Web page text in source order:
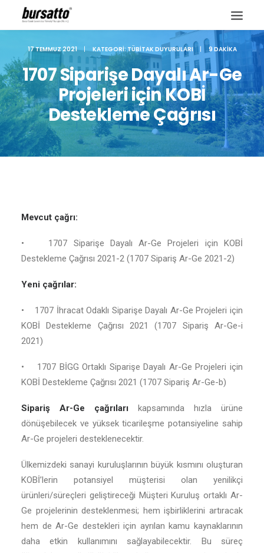
17 TEMMUZ 2021 | KATEGORI:TÜBITAK DUYURULARI | 9 DAKIKA
1707 Siparişe Dayalı Ar-Ge
Projeleri için KOBİ
Destekleme Çağrısı
Mevcut çağrı:
• 1707 Siparişe Dayalı Ar-Ge Projeleri için KOBİ
Destekleme Çağrısı 2021-2 (1707 Sipariş Ar-Ge 2021-2)
Yeni çağrılar:
• 1707 İhracat Odaklı Siparişe Dayalı Ar-Ge Projeleri için
KOBİ Destekleme Çağrısı 2021 (1707 Sipariş Ar-Ge-i
2021)
• 1707 BİGG Ortaklı Siparişe Dayalı Ar-Ge Projeleri için
KOBİ Destekleme Çağrısı 2021 (1707 Sipariş Ar-Ge-b)
Sipariş Ar-Ge çağrıları kapsamında hızla ürüne
dönüşebilecek ve yüksek ticarileşme potansiyeline sahip
Ar-Ge projeleri desteklenecektir.
Ülkemizdeki sanayi kuruluşlarının büyük kısmını oluşturan
KOBİ’lerin potansiyel müşterisi olan yenilikçi
ürünleri/süreçleri geliştireceği Müşteri Kuruluş ortaklı Ar-
Ge projelerinin desteklenmesi; hem işbirliklerini artıracak
hem de Ar-Ge destekleri için ayrılan kamu kaynaklarının
daha etkin kullanımını sağlayabilecektir. Bu süreç